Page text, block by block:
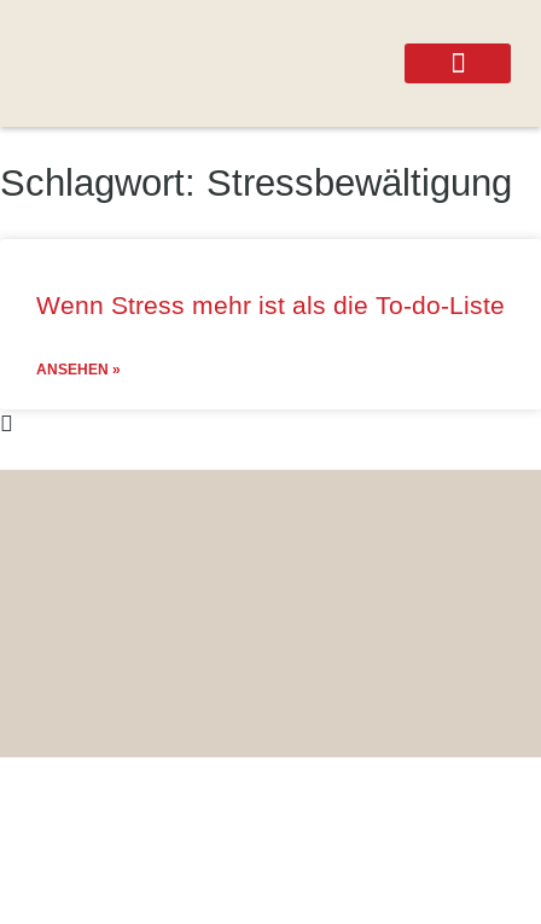
Schlagwort: Stressbewältigung
Wenn Stress mehr ist als die To-do-Liste
ANSEHEN »